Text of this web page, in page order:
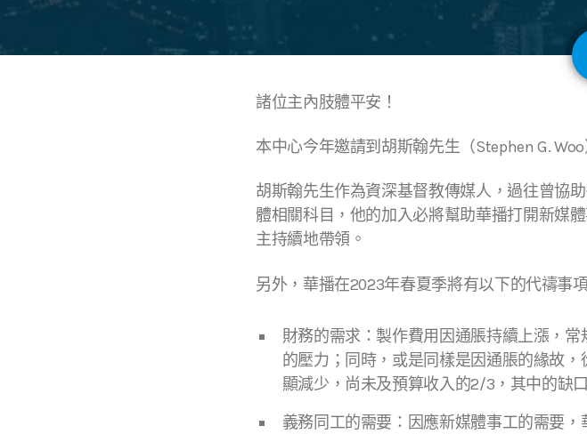
諸位主內肢體平安！
本中心今年邀請到胡斯翰先生（Stephen G.
胡斯翰先生作為資深基督教傳媒人，過往曾協
體相關科目，他的加入必將幫助華播打開新媒
主持續地帶領。
另外，華播在2023年春夏季將有以下的代禱事項
財務的需求：製作費用因通脹持續上漲，
的壓力；同時，或是同樣是因通脹的緣故
顯減少，尚未及預算收入的2/3，其中的缺
義務同工的需要：因應新媒體事工的需要